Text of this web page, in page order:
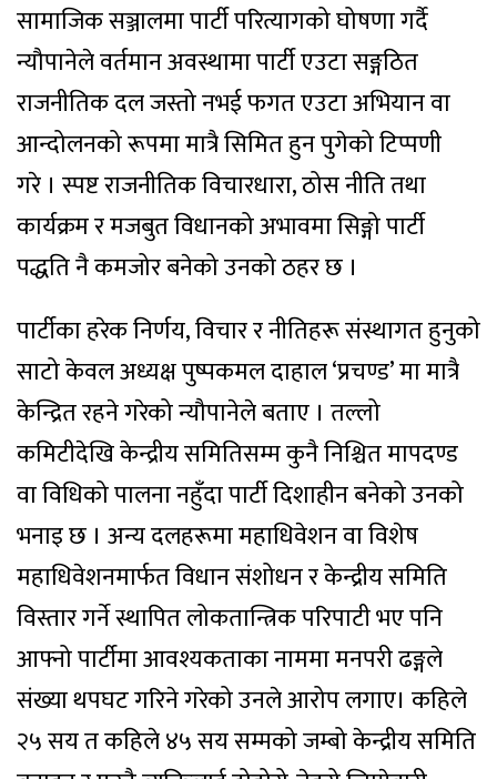
सामाजिक सञ्जालमा पार्टी परित्यागको घोषणा गर्दै
न्यौपानेले वर्तमान अवस्थामा पार्टी एउटा सङ्गठित
राजनीतिक दल जस्तो नभई फगत एउटा अभियान वा
आन्दोलनको रूपमा मात्रै सिमित हुन पुगेको टिप्पणी
गरे । स्पष्ट राजनीतिक विचारधारा, ठोस नीति तथा
कार्यक्रम र मजबुत विधानको अभावमा सिङ्गो पार्टी
पद्धति नै कमजोर बनेको उनको ठहर छ ।
पार्टीका हरेक निर्णय, विचार र नीतिहरू संस्थागत हुनुको
साटो केवल अध्यक्ष पुष्पकमल दाहाल ‘प्रचण्ड’ मा मात्रै
केन्द्रित रहने गरेको न्यौपानेले बताए । तल्लो
कमिटीदेखि केन्द्रीय समितिसम्म कुनै निश्चित मापदण्ड
वा विधिको पालना नहुँदा पार्टी दिशाहीन बनेको उनको
भनाइ छ । अन्य दलहरूमा महाधिवेशन वा विशेष
महाधिवेशनमार्फत विधान संशोधन र केन्द्रीय समिति
विस्तार गर्ने स्थापित लोकतान्त्रिक परिपाटी भए पनि
आफ्नो पार्टीमा आवश्यकताका नाममा मनपरी ढङ्गले
संख्या थपघट गरिने गरेको उनले आरोप लगाए। कहिले
२५ सय त कहिले ४५ सय सम्मको जम्बो केन्द्रीय समिति